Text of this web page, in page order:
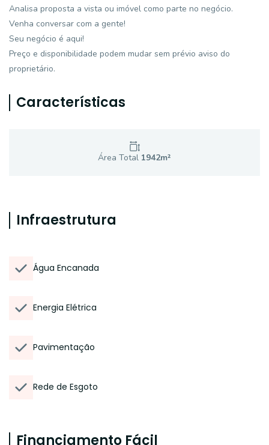
Analisa proposta a vista ou imóvel como parte no negócio.
Venha conversar com a gente!
Seu negócio é aqui!
Preço e disponibilidade podem mudar sem prévio aviso do
proprietário.
Características
Área Total 1942m²
Infraestrutura
Água Encanada
Energia Elétrica
Pavimentação
Rede de Esgoto
Financiamento Fácil